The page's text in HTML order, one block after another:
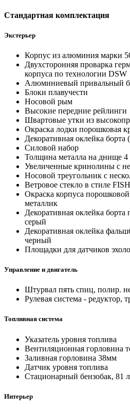
Стандартная комплектация
Экстерьер
Корпус из алюминия марки
Двухсторонняя проварка
корпуса по технологии DSW
Алюминиевый привальный
Блоки плавучести
Носовой рым
Высокие передние рейлинги
Швартовые утки из
Окраска лодки порошковая
Декоративная оклейка
Силовой набор
Толщина металла на днище
Увеличенные кринолины с
Носовой треугольник с
Ветровое стекло в стиле
Окраска корпуса
металлик
Декоративная оклейка
серый
Декоративная оклейка
черный
Площадки для датчиков
Управление и двигатель
Штурвал пять спиц, полир.
Рулевая система - редуктор,
Топливная система
Указатель уровня топлива
Вентиляционная горловина
Заливная горловина 38мм
Датчик уровня топлива
Стационарный бензобак, 81 л
Интерьер